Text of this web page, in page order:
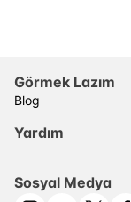
Görmek Lazım
Blog
Yardım
Sosyal Medya